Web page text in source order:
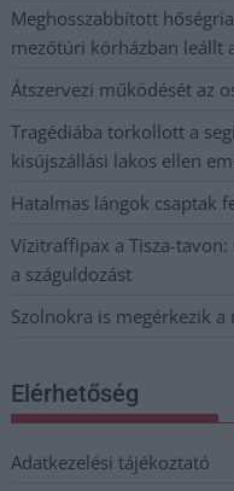
Meghosszabbított
mezőtúri kórházban leállt
Átszervezi működését az
Tragédiába torkollott a
kisújszállási lakos ellen
Hatalmas lángok csaptak
Vízitraffipax a Tisza-
a száguldozást
Szolnokra is megérkezik
Elérhetőség
Adatkezelési tájékoztató